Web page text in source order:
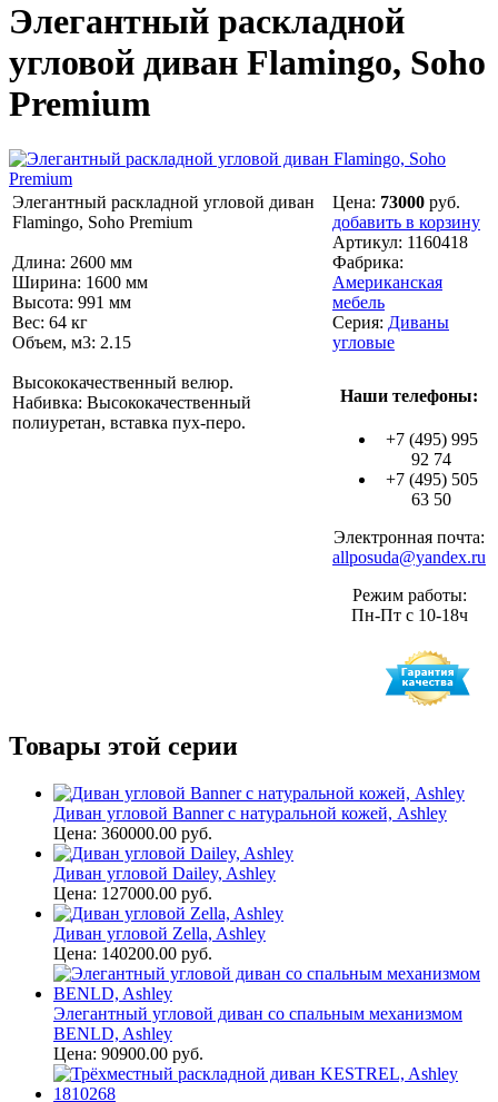
Элегантный раскладной
угловой диван Flamingo, Soho
Premium
Элегантный раскладной угловой диван
Flamingo, Soho Premium
Длина: 2600 мм
Ширина: 1600 мм
Высота: 991 мм
Вес: 64 кг
Объем, м3: 2.15
Высококачественный велюр.
Набивка: Высококачественный
полиуретан, вставка пух-перо.
Цена: 73000 руб.
добавить в корзину
Артикул: 1160418
Фабрика:
Американская
мебель
Серия: Диваны
угловые
Наши телефоны:
+7 (495) 995
92 74
+7 (495) 505
63 50
Электронная почта:
allposuda@yandex.ru
Режим работы:
Пн-Пт с 10-18ч
Товары этой серии
Диван угловой Banner с натуральной кожей, Ashley
Цена: 360000.00 руб.
Диван угловой Dailey, Ashley
Цена: 127000.00 руб.
Диван угловой Zella, Ashley
Цена: 140200.00 руб.
Элегантный угловой диван со спальным механизмом
BENLD, Ashley
Цена: 90900.00 руб.